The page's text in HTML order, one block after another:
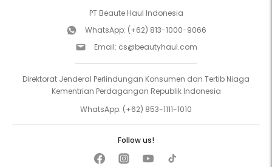
PT Beaute Haul Indonesia
WhatsApp: (+62) 813-1000-9066
Email: cs@beautyhaul.com
Direktorat Jenderal Perlindungan Konsumen dan Tertib Niaga
Kementrian Perdagangan Republik Indonesia
WhatsApp: (+62) 853-1111-1010
Follow us!